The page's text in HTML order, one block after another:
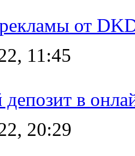
от
11:45
в
20:29